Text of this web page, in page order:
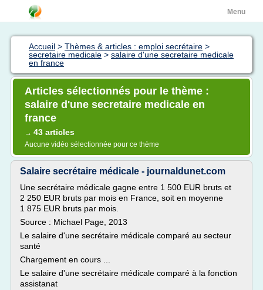
Menu
Accueil > Thèmes & articles : emploi secrétaire >
secretaire medicale > salaire d'une secretaire medicale
en france
Articles sélectionnés pour le thème :
salaire d'une secretaire medicale en
france
→ 43 articles
Aucune vidéo sélectionnée pour ce thème
Salaire secrétaire médicale - journaldunet.com
Une secrétaire médicale gagne entre 1 500 EUR bruts et
2 250 EUR bruts par mois en France, soit en moyenne
1 875 EUR bruts par mois.
Source : Michael Page, 2013
Le salaire d'une secrétaire médicale comparé au secteur
santé
Chargement en cours ...
Le salaire d'une secrétaire médicale comparé à la fonction
assistanat